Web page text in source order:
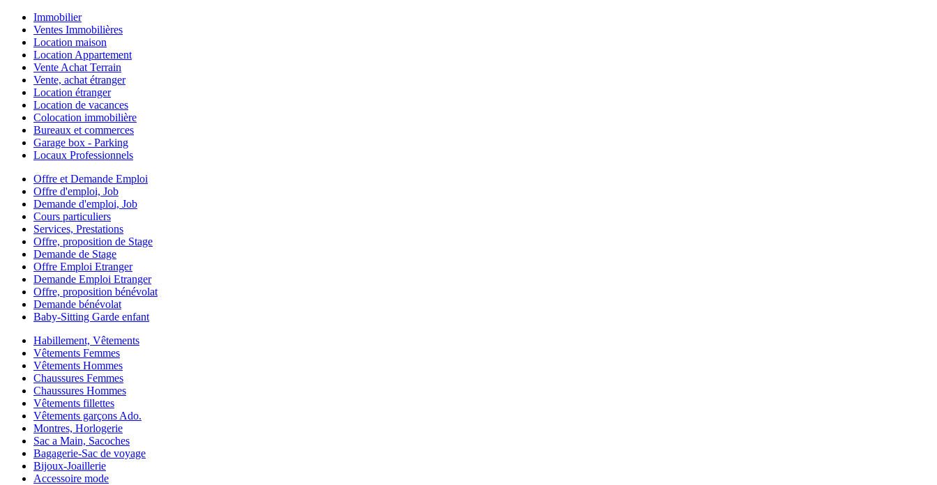
Immobilier
Ventes Immobilières
Location maison
Location Appartement
Vente Achat Terrain
Vente, achat étranger
Location étranger
Location de vacances
Colocation immobilière
Bureaux et commerces
Garage box - Parking
Locaux Professionnels
Offre et Demande Emploi
Offre d'emploi, Job
Demande d'emploi, Job
Cours particuliers
Services, Prestations
Offre, proposition de Stage
Demande de Stage
Offre Emploi Etranger
Demande Emploi Etranger
Offre, proposition bénévolat
Demande bénévolat
Baby-Sitting Garde enfant
Habillement, Vêtements
Vêtements Femmes
Vêtements Hommes
Chaussures Femmes
Chaussures Hommes
Vêtements fillettes
Vêtements garçons Ado.
Montres, Horlogerie
Sac a Main, Sacoches
Bagagerie-Sac de voyage
Bijoux-Joaillerie
Accessoire mode